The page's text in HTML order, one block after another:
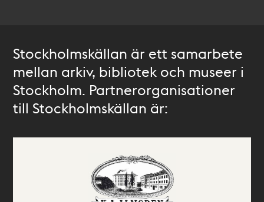
Stockholmskällan är ett samarbete
mellan arkiv, bibliotek och museer i
Stockholm. Partnerorganisationer
till Stockholmskällan är: